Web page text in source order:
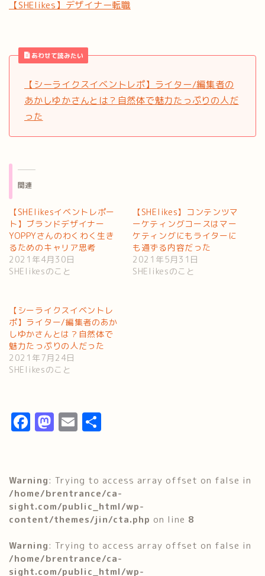
【SHElikes】デザイナー転職
あわせて読みたい
【シーライクスイベントレポ】ライター/編集者の
あかしゆかさんとは？自然体で魅力たっぷりの人だ
った
関連
【SHElikesイベントレポー
ト】ブランドデザイナー
YOPPYさんのわくわく生き
るためのキャリア思考
2021年4月30日
SHElikesのこと
【SHElikes】コンテンツマ
ーケティングコースはマー
ケティングにもライターに
も通ずる内容だった
2021年5月31日
SHElikesのこと
【シーライクスイベントレ
ポ】ライター/編集者のあか
しゆかさんとは？自然体で
魅力たっぷりの人だった
2021年7月24日
SHElikesのこと
F
e
b
o
o
k
M
t
o
d
o
n
E
l
Warning: Trying to access array offset on false in
/home/brentrance/ca-
sight.com/public_html/wp-
content/themes/jin/cta.php on line 8
Warning: Trying to access array offset on false in
/home/brentrance/ca-
sight.com/public_html/wp-